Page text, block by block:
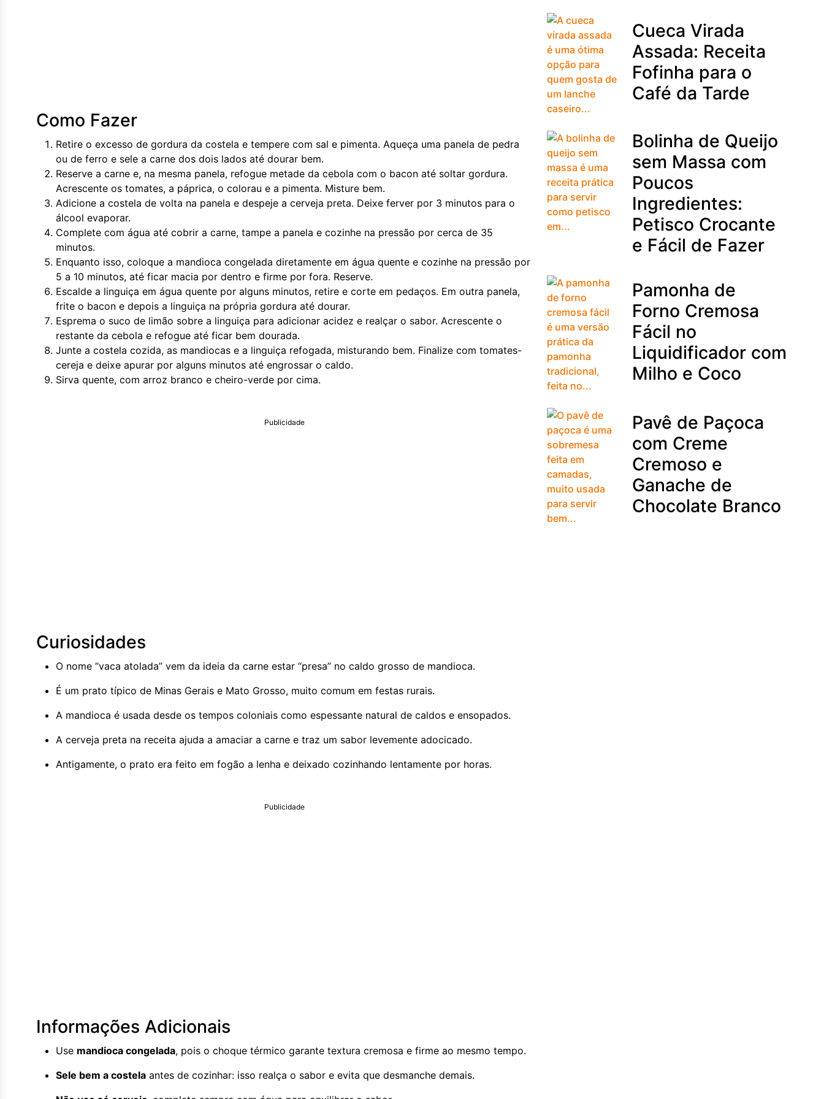
Como Fazer
Retire o excesso de gordura da costela e tempere com sal e pimenta. Aqueça uma panela de pedra
ou de ferro e sele a carne dos dois lados até dourar bem.
Reserve a carne e, na mesma panela, refogue metade da cebola com o bacon até soltar gordura.
Acrescente os tomates, a páprica, o colorau e a pimenta. Misture bem.
Adicione a costela de volta na panela e despeje a cerveja preta. Deixe ferver por 3 minutos para o
álcool evaporar.
Complete com água até cobrir a carne, tampe a panela e cozinhe na pressão por cerca de 35
minutos.
Enquanto isso, coloque a mandioca congelada diretamente em água quente e cozinhe na pressão por
5 a 10 minutos, até ficar macia por dentro e firme por fora. Reserve.
Escalde a linguiça em água quente por alguns minutos, retire e corte em pedaços. Em outra panela,
frite o bacon e depois a linguiça na própria gordura até dourar.
Esprema o suco de limão sobre a linguiça para adicionar acidez e realçar o sabor. Acrescente o
restante da cebola e refogue até ficar bem dourada.
Junte a costela cozida, as mandiocas e a linguiça refogada, misturando bem. Finalize com tomates-
cereja e deixe apurar por alguns minutos até engrossar o caldo.
Sirva quente, com arroz branco e cheiro-verde por cima.
Publicidade
Curiosidades
O nome “vaca atolada” vem da ideia da carne estar “presa” no caldo grosso de mandioca.
É um prato típico de Minas Gerais e Mato Grosso, muito comum em festas rurais.
A mandioca é usada desde os tempos coloniais como espessante natural de caldos e ensopados.
A cerveja preta na receita ajuda a amaciar a carne e traz um sabor levemente adocicado.
Antigamente, o prato era feito em fogão a lenha e deixado cozinhando lentamente por horas.
Publicidade
Informações Adicionais
Use mandioca congelada, pois o choque térmico garante textura cremosa e firme ao mesmo tempo.
Sele bem a costela antes de cozinhar: isso realça o sabor e evita que desmanche demais.
Cueca Virada
Assada: Receita
Fofinha para o
Café da Tarde
Bolinha de Queijo
sem Massa com
Poucos
Ingredientes:
Petisco Crocante
e Fácil de Fazer
Pamonha de
Forno Cremosa
Fácil no
Liquidificador com
Milho e Coco
Pavê de Paçoca
com Creme
Cremoso e
Ganache de
Chocolate Branco